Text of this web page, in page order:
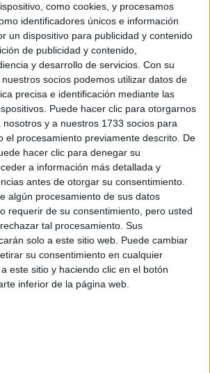
como cookies, y procesamos
identificadores únicos e información
un dispositivo para publicidad y contenido
de publicidad y contenido,
y desarrollo de servicios. Con su
socios podemos utilizar datos de
precisa e identificación mediante las
Puede hacer clic para otorgarnos
y a nuestros 1733 socios para
el procesamiento previamente descrito. De
hacer clic para denegar su
a información más detallada y
antes de otorgar su consentimiento.
algún procesamiento de sus datos
requerir de su consentimiento, pero usted
tal procesamiento. Sus
solo a este sitio web. Puede cambiar
su consentimiento en cualquier
este sitio y haciendo clic en el botón
inferior de la página web.
(o terminaste) bachillerato o FP?
*
de Uso
y Condicionesde uso*